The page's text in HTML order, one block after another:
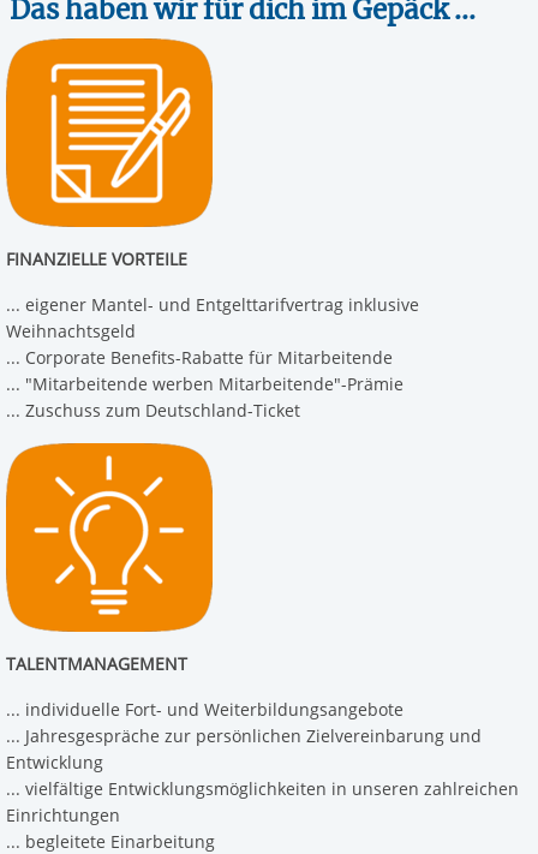
Das haben wir für dich im Gepäck ...
FINANZIELLE VORTEILE
... eigener Mantel- und Entgelttarifvertrag inklusive
Weihnachtsgeld
... Corporate Benefits-Rabatte für Mitarbeitende
... "Mitarbeitende werben Mitarbeitende"-Prämie
... Zuschuss zum Deutschland-Ticket
TALENTMANAGEMENT
... individuelle Fort- und Weiterbildungsangebote
... Jahresgespräche zur persönlichen Zielvereinbarung und
Entwicklung
... vielfältige Entwicklungsmöglichkeiten in unseren zahlreichen
Einrichtungen
... begleitete Einarbeitung